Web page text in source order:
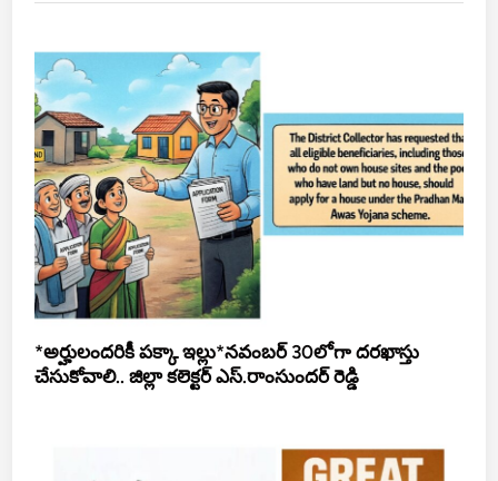
*అర్హులందరికీ పక్కా ఇల్లు*నవంబర్ 30లోగా దరఖాస్తు
చేసుకోవాలి.. జిల్లా కలెక్టర్ ఎస్.రాంసుందర్ రెడ్డి